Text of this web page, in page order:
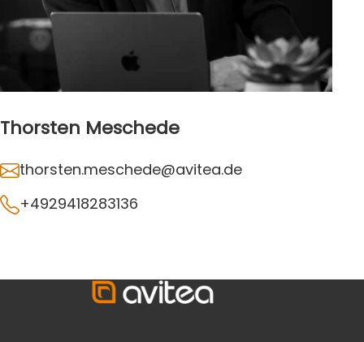
Thorsten Meschede
thorsten.meschede@avitea.de
+4929418283136